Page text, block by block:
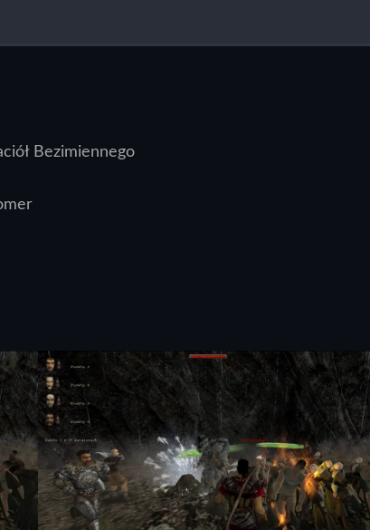
Bezimiennego